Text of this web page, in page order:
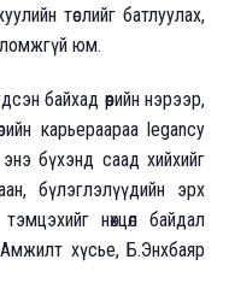
төслийг батлуулах,
юм.
байхад өөрийн нэрээр,
карьераараа legancy
бүхэнд саад хийхийг
бүлэглэлүүдийн эрх
нөхцөл байдал
хүсье, Б.Энхбаяр